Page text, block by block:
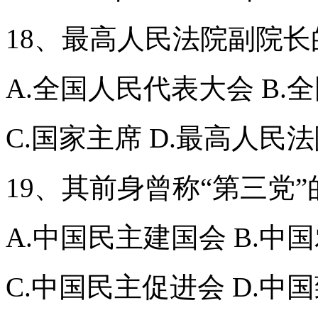
18、最高人民法院副院
A.全国人民代表大会 B.
C.国家主席 D.最高人民
19、其前身曾称“第三党
A.中国民主建国会 B.中
C.中国民主促进会 D.中